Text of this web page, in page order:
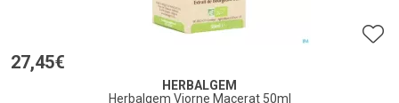
27,45€
HERBALGEM
Herbalgem Viorne Macerat 50ml